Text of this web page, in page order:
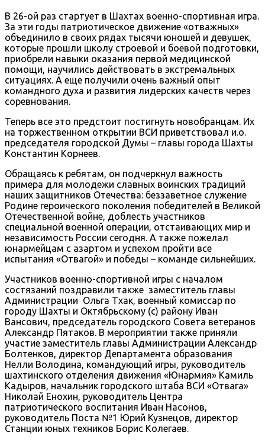
В 26-ой раз стартует в Шахтах военно-спортивная игра.
За эти годы патриотическое движение «отважных»
объединило в своих рядах тысячи юношей и девушек,
которые прошли школу строевой и боевой подготовки,
приобрели навыки оказания первой медицинской
помощи, научились действовать в экстремальных
ситуациях. А еще получили очень важный опыт
командного духа и развития лидерских качеств через
соревнования.
Теперь все это предстоит постигнуть новобранцам. Их
на торжественном открытии ВСИ приветствовал и.о.
председателя городской Думы – главы города Шахты
Константин Корнеев.
Обращаясь к ребятам, он подчеркнул важность
примера для молодежи славных воинских традиций
наших защитников Отечества: беззаветное служение
Родине героического поколения победителей в Великой
Отечественной войне, доблесть участников
специальной военной операции, отстаивающих мир и
независимость России сегодня. А также пожелал
юнармейцам с азартом и успехом пройти все
испытания «Отвагой» и победы – команде сильнейших.
Участников военно-спортивной игры с началом
состязаний поздравили также заместитель главы
Администрации Ольга Тхак, военный комиссар по
городу Шахты и Октябрьскому (с) району Иван
Вансович, председатель городского Совета ветеранов
Александр Пятаков. В мероприятии также приняли
участие заместитель главы Администрации Александр
Болтенков, директор Департамента образования
Нелли Володина, командующий игры, руководитель
шахтинского отделения движения «Юнармия» Камиль
Кадыров, начальник городского штаба ВСИ «Отвага»
Николай Енохин, руководитель Центра
патриотического воспитания Иван Насонов,
руководитель Поста №1 Юрий Кузнецов, директор
Станции юных техников Борис Колегаев.